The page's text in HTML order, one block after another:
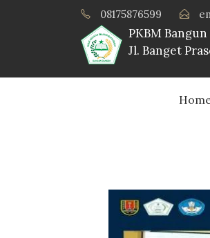
08175876599
PKBM Bangun
Jl. Banget